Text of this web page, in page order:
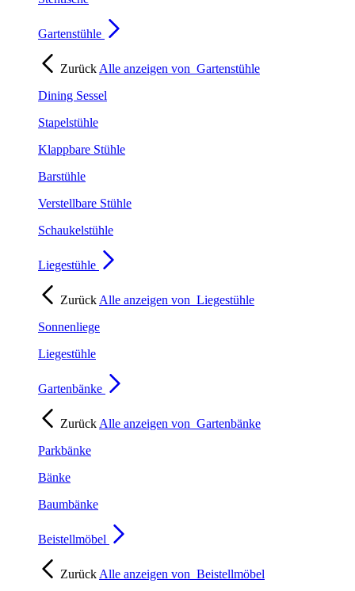
Gartenstühle
Zurück Alle anzeigen von Gartenstühle
Dining Sessel
Stapelstühle
Klappbare Stühle
Barstühle
Verstellbare Stühle
Schaukelstühle
Liegestühle
Zurück Alle anzeigen von Liegestühle
Sonnenliege
Liegestühle
Gartenbänke
Zurück Alle anzeigen von Gartenbänke
Parkbänke
Bänke
Baumbänke
Beistellmöbel
Zurück Alle anzeigen von Beistellmöbel